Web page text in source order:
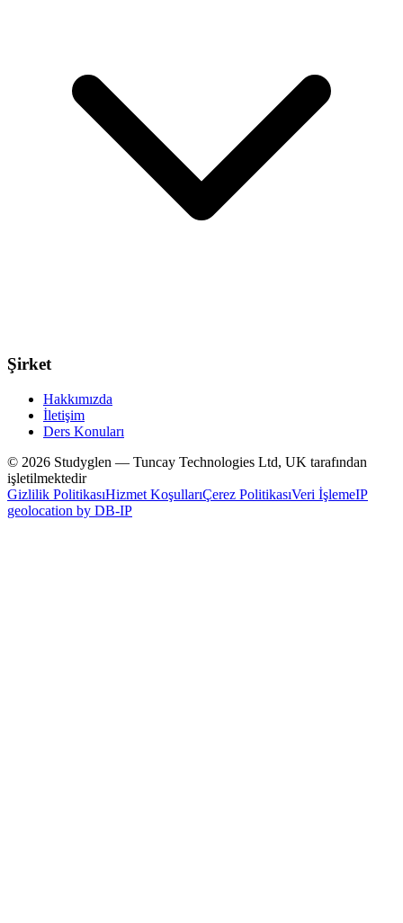
Şirket
Hakkımızda
İletişim
Ders Konuları
© 2026 Studyglen — Tuncay Technologies Ltd, UK tarafından
işletilmektedir
Gizlilik PolitikasıHizmet KoşullarıÇerez PolitikasıVeri İşlemeIP
geolocation by DB-IP